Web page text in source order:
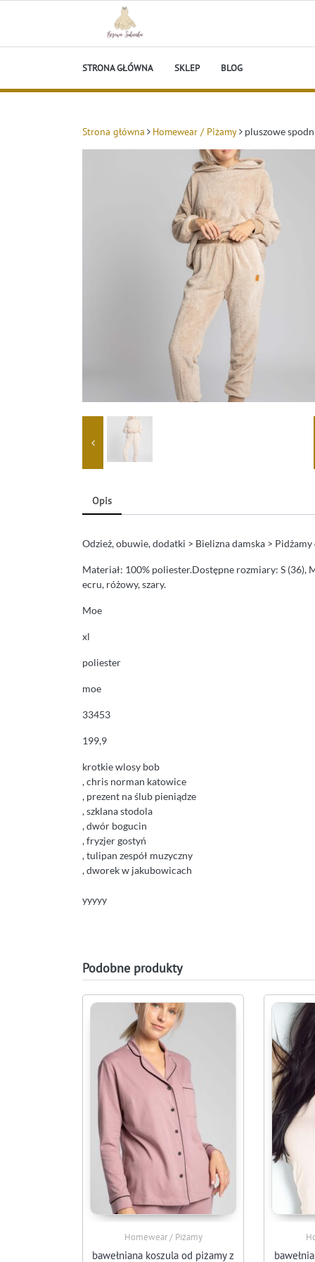
Beżowa Sukienka
STRONA GŁÓWNA SKLEP BLOG
Strona główna Homewear / Piżamy pluszowe
Opis
Odzież, obuwie, dodatki > Bielizna damska >
Materiał: 100% poliester.Dostępne rozmiary: S (36),
ecru, różowy, szary.
Moe
xl
poliester
moe
33453
199,9
krotkie wlosy bob
, chris norman katowice
, prezent na ślub pieniądze
, szklana stodola
, dwór bogucin
, fryzjer gostyń
, tulipan zespół muzyczny
, dworek w jakubowicach
yyyyy
Podobne produkty
Homewear / Piżamy
bawełniana koszula od piżamy z